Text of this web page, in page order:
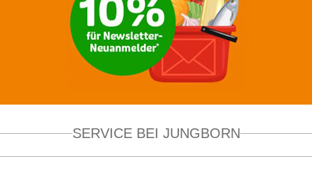
SERVICE BEI JUNGBORN